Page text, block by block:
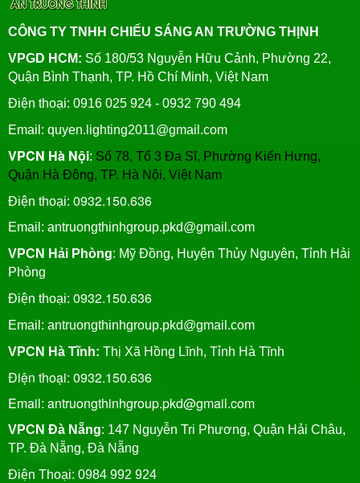
CÔNG TY TNHH CHIẾU SÁNG AN TRƯỜNG THỊNH
VPGD HCM: Số 180/53 Nguyễn Hữu Cảnh, Phường 22,
Quận Bình Thạnh, TP. Hồ Chí Minh, Việt Nam
Điện thoại: 0916 025 924 - 0932 790 494
Email: quyen.lighting2011@gmail.com
VPCN Hà Nội: Số 78, Tổ 3 Đa Sĩ, Phường Kiến Hưng,
Quận Hà Đông, TP. Hà Nội, Việt Nam
Điện thoại: 0932.150.636
Email: antruongthinhgroup.pkd@gmail.com
VPCN Hải Phòng: Mỹ Đồng, Huyện Thủy Nguyên, Tỉnh Hải
Phòng
Điện thoại: 0932.150.636
Email: antruongthinhgroup.pkd@gmail.com
VPCN Hà Tĩnh: Thị Xã Hồng Lĩnh, Tỉnh Hà Tĩnh
Điện thoại: 0932.150.636
Email: antruongthinhgroup.pkd@gmail.com
VPCN Đà Nẵng: 147 Nguyễn Tri Phương, Quận Hải Châu,
TP. Đà Nẵng, Đà Nẵng
Điện Thoại: 0984 992 924